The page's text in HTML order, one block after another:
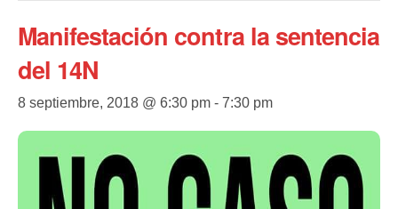
Manifestación contra la sentencia
del 14N
8 septiembre, 2018 @ 6:30 pm - 7:30 pm